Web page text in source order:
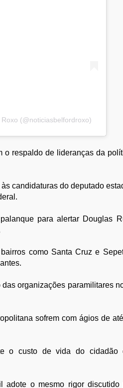
(@noticiasbelfordroxo)
respaldo de lideranças da
candidaturas do deputado
para alertar Douglas
como Santa Cruz e
organizações paramilitares
sofrem com ágios de
o custo de vida do
adote o mesmo rigor